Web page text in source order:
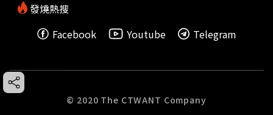
發燒熱搜
Facebook
Youtube Telegram
© 2020 The CTWANT Company